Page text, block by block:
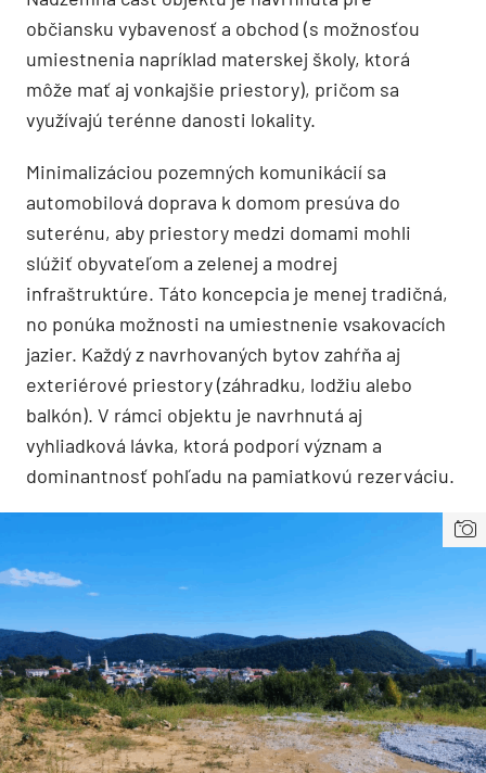
občiansku vybavenosť a obchod (s možnosťou
umiestnenia napríklad materskej školy, ktorá
môže mať aj vonkajšie priestory), pričom sa
využívajú terénne danosti lokality.
Minimalizáciou pozemných komunikácií sa
automobilová doprava k domom presúva do
suterénu, aby priestory medzi domami mohli
slúžiť obyvateľom a zelenej a modrej
infraštruktúre. Táto koncepcia je menej tradičná,
no ponúka možnosti na umiestnenie vsakovacích
jazier. Každý z navrhovaných bytov zahŕňa aj
exteriérové priestory (záhradku, lodžiu alebo
balkón). V rámci objektu je navrhnutá aj
vyhliadková lávka, ktorá podporí význam a
dominantnosť pohľadu na pamiatkovú rezerváciu.